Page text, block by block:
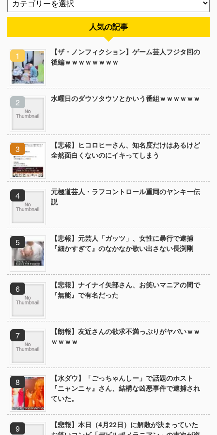
人気の記事
【ザ・ノンフィクション】ゲーム芸人フジタ回の
後編ｗｗｗｗｗｗｗｗ
水曜日のダウソタウソとかいう番組ｗｗｗｗｗｗ
【悲報】ヒコロヒーさん、知名度だけはあるけど
全然面白くないのにイキってしまう
元極道芸人・ラフコントロール重岡のヤンキー伝
説
【悲報】元芸人「ガッツ」、女性に暴行で逮捕
『細かすぎて』のなかなか歌い出さない長渕剛
【悲報】ナイナイ矢部さん、お笑いマニアの間で
『無能』で有名だった
【朗報】友近さんの欲求不満っぷりがヤバいｗｗ
ｗｗｗｗ
【水ダウ】「ごっちゃんしー」で話題のホスト
『ニャンニャ』さん、結構な凶悪事件で逮捕され
ていた。
【悲報】本日（4月22日）に解散が決まっていた